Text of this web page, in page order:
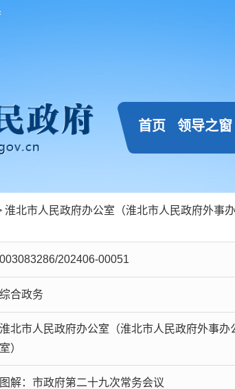
首页 领导之窗
淮北市人民政府办公室（淮北市人民政府外事办
003083286/202406-00051
综合政务
淮北市人民政府办公室（淮北市人民政府外事办
室）
图解：市政府第二十九次常务会议